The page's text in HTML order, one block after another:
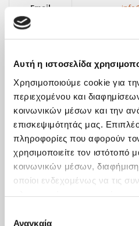
Αυτή η ιστοσελίδα
Χρησιμοποιούμε cookie για
περιεχομένου και
κοινωνικών μέσων και την
επισκεψιμότητάς μας.
πληροφορίες που αφορούν
χρησιμοποιείτε τον ιστότοπό
κοινωνικών μέσων,
οποίοι ενδεχομένως να τις
των υπηρεσιών τους. Αν
Αναγκαία
Email
ΝΕΑ
Οικονομική Επικαιρότητα
Εκπαιδευτικά